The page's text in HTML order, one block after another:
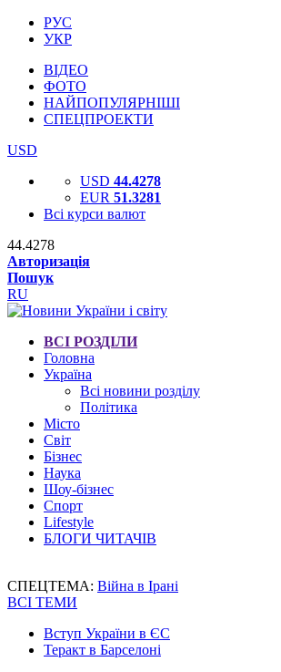
РУС
УКР
ВІДЕО
ФОТО
НАЙПОПУЛЯРНІШІ
СПЕЦПРОЕКТИ
USD
USD 44.4278
EUR 51.3281
Всі курси валют
44.4278
Авторизація
Пошук
RU
ВСІ РОЗДІЛИ
Головна
Україна
Всі новини розділу
Політика
Місто
Світ
Бізнес
Наука
Шоу-бізнес
Спорт
Lifestyle
БЛОГИ ЧИТАЧІВ
СПЕЦТЕМА: Війна в Ірані
ВСІ ТЕМИ
Вступ України в ЄС
Теракт в Барселоні